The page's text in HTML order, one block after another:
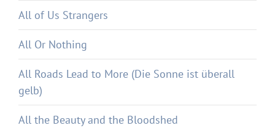
All of Us Strangers
All Or Nothing
All Roads Lead to More (Die Sonne ist überall
gelb)
All the Beauty and the Bloodshed